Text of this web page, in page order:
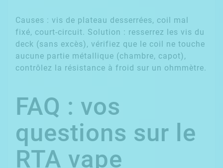
Causes : vis de plateau desserrées, coil mal
fixé, court-circuit. Solution : resserrez les vis du
deck (sans excès), vérifiez que le coil ne touche
aucune partie métallique (chambre, capot),
contrôlez la résistance à froid sur un ohmmètre.
FAQ : vos
questions sur le
RTA vape